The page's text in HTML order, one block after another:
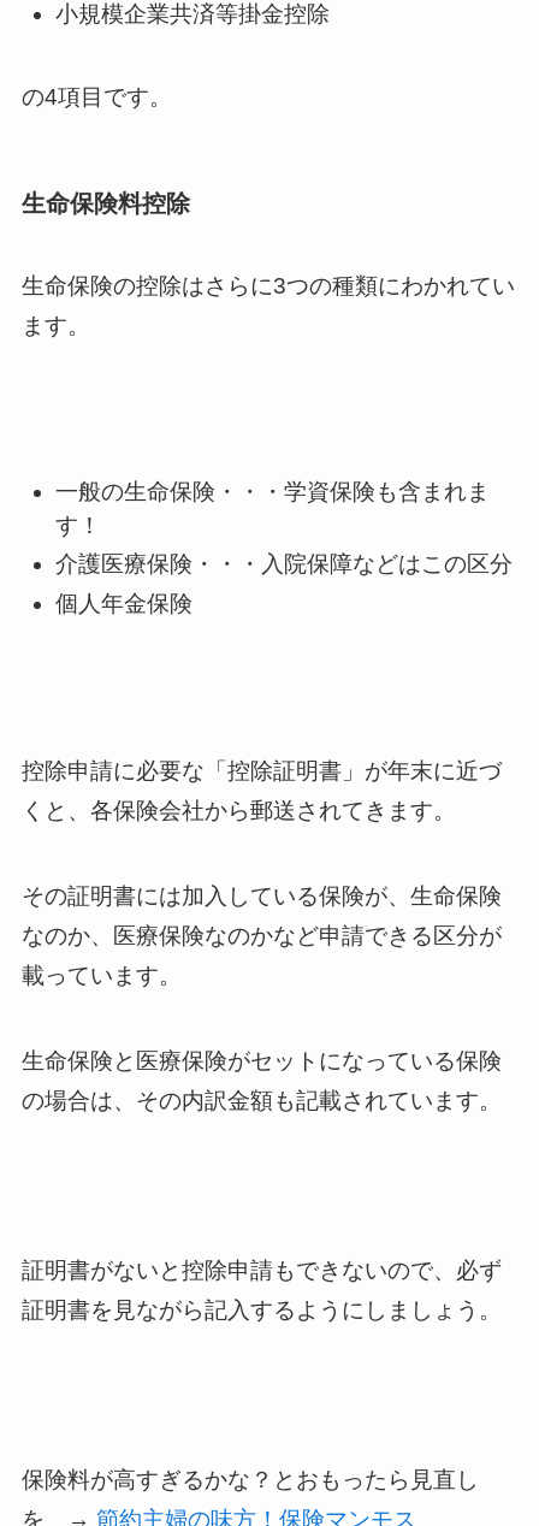
小規模企業共済等掛金控除
の4項目です。
生命保険料控除
生命保険の控除はさらに3つの種類にわかれてい
ます。
一般の生命保険・・・学資保険も含まれま
す！
介護医療保険・・・入院保障などはこの区分
個人年金保険
控除申請に必要な「控除証明書」が年末に近づ
くと、各保険会社から郵送されてきます。
その証明書には加入している保険が、生命保険
なのか、医療保険なのかなど申請できる区分が
載っています。
生命保険と医療保険がセットになっている保険
の場合は、その内訳金額も記載されています。
証明書がないと控除申請もできないので、必ず
証明書を見ながら記入するようにしましょう。
保険料が高すぎるかな？とおもったら見直し
を → 節約主婦の味方！保険マンモス